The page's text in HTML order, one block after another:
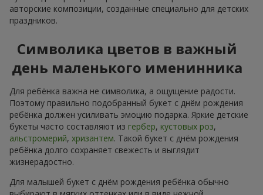
авторские композиции, созданные специально для детских
праздников.
Символика цветов в важный
день маленького именинника
Для ребёнка важна не символика, а ощущение радости.
Поэтому правильно подобранный букет с днём рождения
ребёнка должен усиливать эмоцию подарка. Яркие детские
букеты часто составляют из гербер, кустовых роз,
альстромерий, хризантем. Такой букет с днём рождения
ребёнка долго сохраняет свежесть и выглядит
жизнерадостно.
Для малышей букет с днём рождения ребёнка обычно